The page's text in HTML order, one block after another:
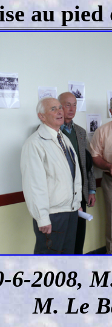
au pied
6-2008,
M. Le